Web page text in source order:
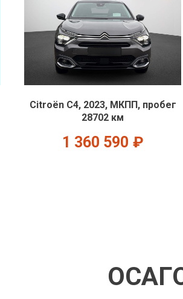
Citroën C4, 2023, МКПП, пробег
28702 км
1 360 590 ₽